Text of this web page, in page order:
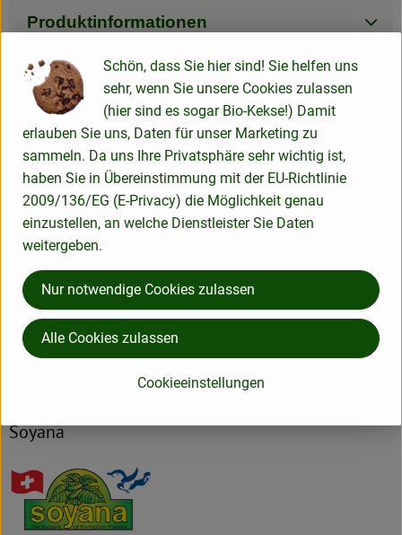
Produktinformationen
Zutaten
Nährwert-Info
Produktdatenblatt
Herkunft
Hersteller: Soyana
Soyana
Schön, dass Sie hier sind! Sie helfen uns
sehr, wenn Sie unsere Cookies zulassen
(hier sind es sogar Bio-Kekse!) Damit
erlauben Sie uns, Daten für unser Marketing zu
sammeln. Da uns Ihre Privatsphäre sehr wichtig ist,
haben Sie in Übereinstimmung mit der EU-Richtlinie
2009/136/EG (E-Privacy) die Möglichkeit genau
einzustellen, an welche Dienstleister Sie Daten
weitergeben.
Cookieeinstellungen
Nur notwendige Cookies zulassen
Alle Cookies zulassen